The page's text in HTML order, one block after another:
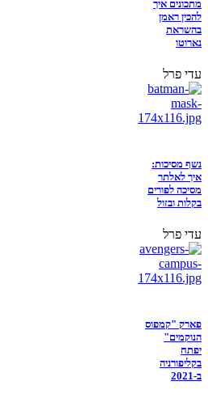
מתכונים איך
להכין ראמן
בהשראת
נארוטו
עדי פרל
נשף מסיכות:
איך לאלתר
מסיכה לפורים
בקלות ובזול
עדי פרל
פארק "קמפוס
הנוקמים"
יפתח
בקליפורניה
ב-2021